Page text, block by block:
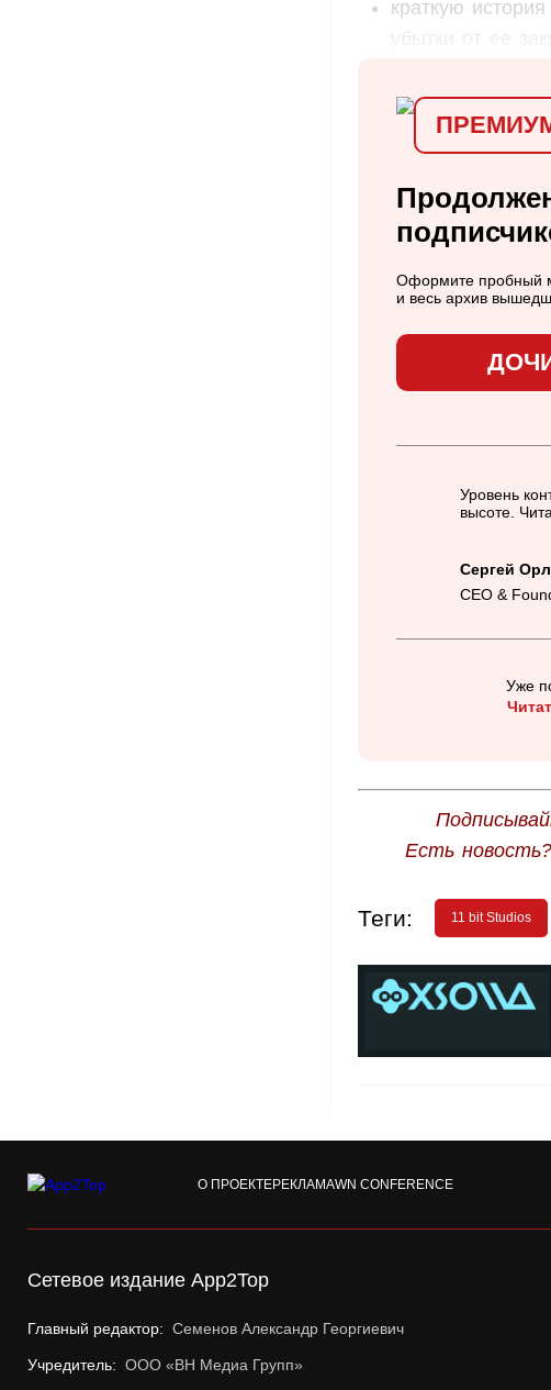
краткую
Оформите пробный
и весь архив
Уровень
высоте.
Сергей
CEO &
Уже
Есть
Теги: 11 bit Studios
О ПРОЕКТЕРЕКЛАМАWN CONFERENCE
Сетевое издание App2Top
Главный редактор: Семенов Александр Георгиевич
Учредитель: ООО «ВН Медиа Групп»